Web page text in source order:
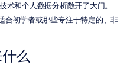
技术和个人数据分析敞开了大门。
合初学者或那些专注于特定的、非
么